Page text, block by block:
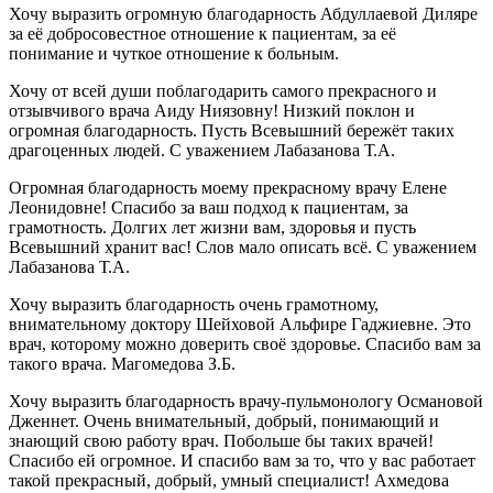
Хочу выразить огромную благодарность Абдуллаевой Диляре
за её добросовестное отношение к пациентам, за её
понимание и чуткое отношение к больным.
Хочу от всей души поблагодарить самого прекрасного и
отзывчивого врача Аиду Ниязовну! Низкий поклон и
огромная благодарность. Пусть Всевышний бережёт таких
драгоценных людей. С уважением Лабазанова Т.А.
Огромная благодарность моему прекрасному врачу Елене
Леонидовне! Спасибо за ваш подход к пациентам, за
грамотность. Долгих лет жизни вам, здоровья и пусть
Всевышний хранит вас! Слов мало описать всё. С уважением
Лабазанова Т.А.
Хочу выразить благодарность очень грамотному,
внимательному доктору Шейховой Альфире Гаджиевне. Это
врач, которому можно доверить своё здоровье. Спасибо вам за
такого врача. Магомедова З.Б.
Хочу выразить благодарность врачу-пульмонологу Османовой
Дженнет. Очень внимательный, добрый, понимающий и
знающий свою работу врач. Побольше бы таких врачей!
Спасибо ей огромное. И спасибо вам за то, что у вас работает
такой прекрасный, добрый, умный специалист! Ахмедова